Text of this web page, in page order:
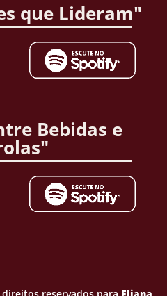
que Lideram"
Bebidas e